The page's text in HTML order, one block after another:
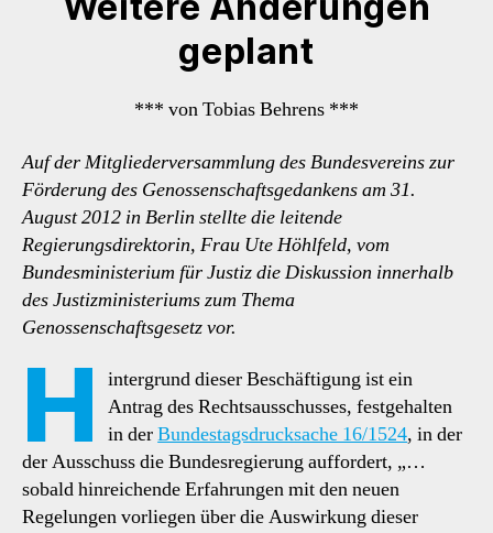
geplant
*** von Tobias Behrens ***
Auf der Mitgliederversammlung des Bundesvereins zur
Förderung des Genossenschaftsgedankens am 31.
August 2012 in Berlin stellte die leitende
Regierungsdirektorin, Frau Ute Höhlfeld, vom
Bundesministerium für Justiz die Diskussion innerhalb
des Justizministeriums zum Thema
Genossenschaftsgesetz vor.
H
intergrund dieser Beschäftigung ist ein
Antrag des Rechtsausschusses, festgehalten
in derBundestagsdrucksache 16/1524, in der
der Ausschuss die Bundesregierung auffordert, „…
sobald hinreichende Erfahrungen mit den neuen
Regelungen vorliegen über die Auswirkung dieser